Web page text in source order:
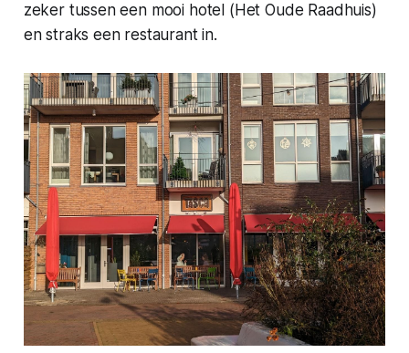
zeker tussen een mooi hotel (Het Oude Raadhuis)
en straks een restaurant in.